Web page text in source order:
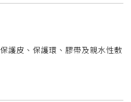
護皮、保護環、膠帶及親水性敷